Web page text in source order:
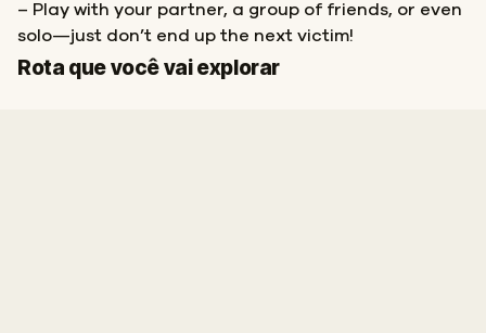
– Play with your partner, a group of friends, or even
solo—just don’t end up the next victim!
Rota que você vai explorar
Início
Fim